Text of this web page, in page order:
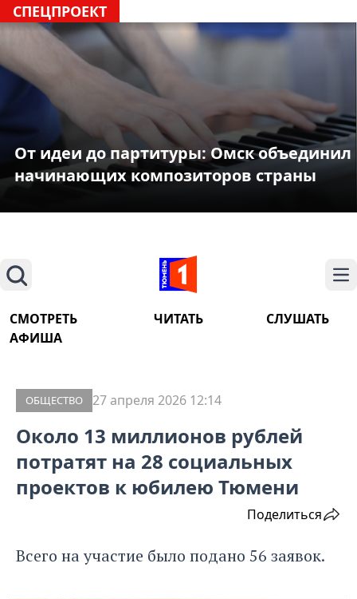
СПЕЦПРОЕКТ
От идеи до партитуры: Омск объединил
начинающих композиторов страны
Поиск
СМОТРЕТЬ ЧИТАТЬ
СЛУШАТЬ
АФИША
ОБЩЕСТВО 27 апреля 2026 12:14
Около 13 миллионов рублей
потратят на 28 социальных
проектов к юбилею Тюмени
Поделиться
Всего на участие было подано 56 заявок.